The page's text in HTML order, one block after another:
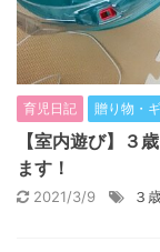
育児日記 贈り物・
【室内遊び】３
ます！
2021/3/9 ３